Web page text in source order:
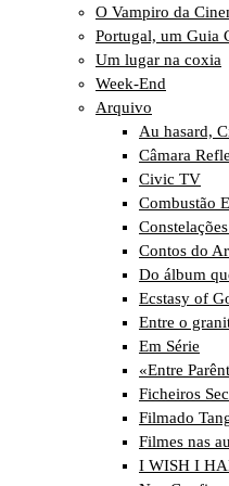
O Vampiro da
Portugal, um Guia
Um lugar na coxia
Week-End
Arquivo
Au hasard,
Câmara
Civic TV
Combustão
Contos do
Do álbum
Ecstasy of
Entre o
Em Série
«Entre
Ficheiros
Filmado
Filmes nas
I WISH I